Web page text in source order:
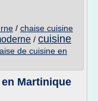
/ chaise cuisine
/ cuisine
de cuisine en
en Martinique